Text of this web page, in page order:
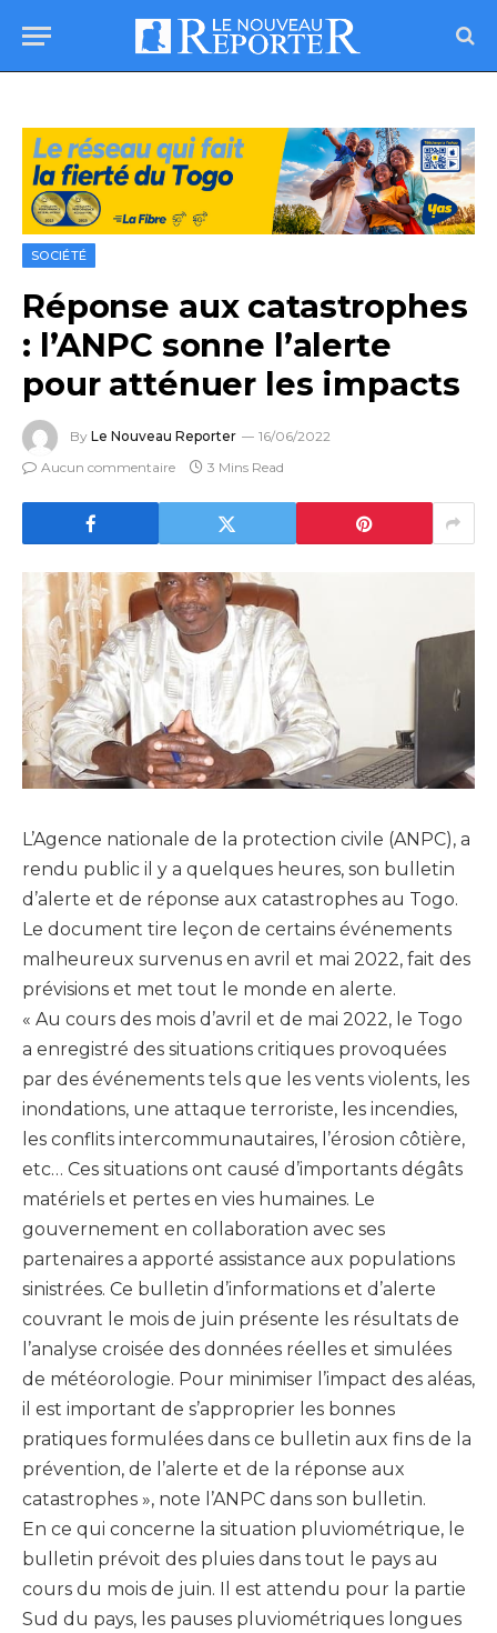
SOCIÉTÉ
Réponse aux catastrophes
: l’ANPC sonne l’alerte
pour atténuer les impacts
By Le Nouveau Reporter
16/06/2022
Aucun commentaire
3 Mins Read
L’Agence nationale de la protection civile (ANPC), a
rendu public il y a quelques heures, son bulletin
d’alerte et de réponse aux catastrophes au Togo.
Le document tire leçon de certains événements
malheureux survenus en avril et mai 2022, fait des
prévisions et met tout le monde en alerte.
« Au cours des mois d’avril et de mai 2022, le Togo
a enregistré des situations critiques provoquées
par des événements tels que les vents violents, les
inondations, une attaque terroriste, les incendies,
les conflits intercommunautaires, l’érosion côtière,
etc… Ces situations ont causé d’importants dégâts
matériels et pertes en vies humaines. Le
gouvernement en collaboration avec ses
partenaires a apporté assistance aux populations
sinistrées. Ce bulletin d’informations et d’alerte
couvrant le mois de juin présente les résultats de
l’analyse croisée des données réelles et simulées
de météorologie. Pour minimiser l’impact des aléas,
il est important de s’approprier les bonnes
pratiques formulées dans ce bulletin aux fins de la
prévention, de l’alerte et de la réponse aux
catastrophes », note l’ANPC dans son bulletin.
En ce qui concerne la situation pluviométrique, le
bulletin prévoit des pluies dans tout le pays au
cours du mois de juin. Il est attendu pour la partie
Sud du pays, les pauses pluviométriques longues